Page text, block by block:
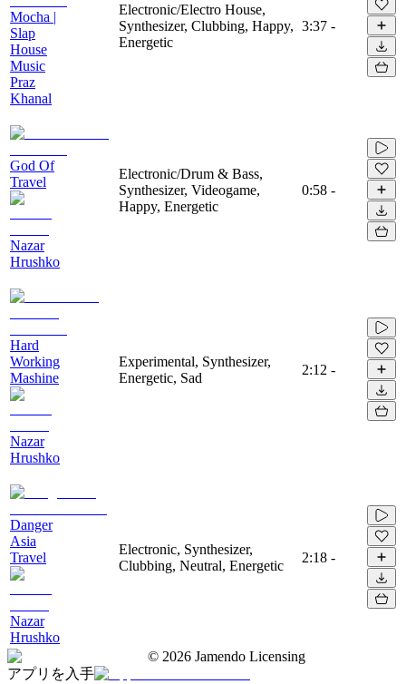
Mocha |
Slap
House
Music
Praz
Khanal
Electronic/Electro House,
Synthesizer, Clubbing, Happy,
Energetic
3:37 -
God Of
Travel
Nazar
Hrushko
Electronic/Drum & Bass,
Synthesizer, Videogame,
Happy, Energetic
0:58 -
Hard
Working
Mashine
Nazar
Hrushko
Experimental, Synthesizer,
Energetic, Sad
2:12 -
Danger
Asia
Travel
Nazar
Hrushko
Electronic, Synthesizer,
Clubbing, Neutral, Energetic
2:18 -
© 2026 Jamendo Licensing
アプリを入手